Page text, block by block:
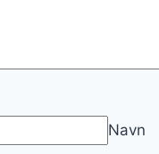
Navn